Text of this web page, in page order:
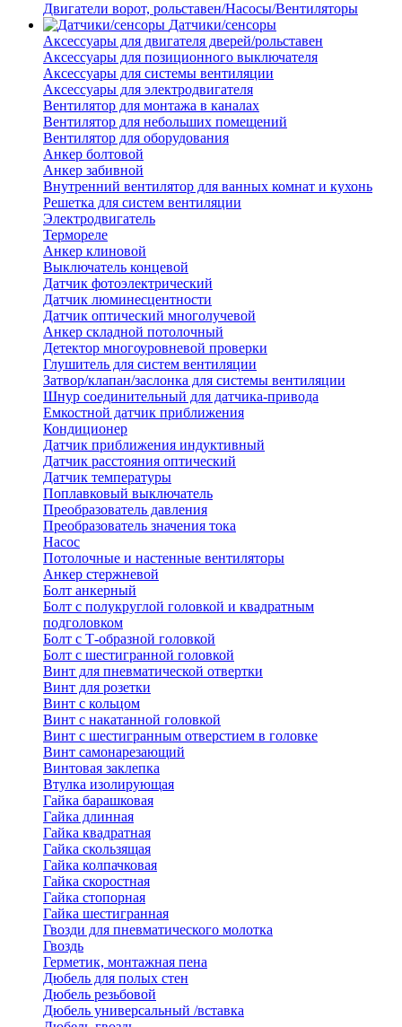
Двигатели ворот, рольставен/Насосы/Вентиляторы
Датчики/сенсоры
Аксессуары для двигателя дверей/рольставен
Аксессуары для позиционного выключателя
Аксессуары для системы вентиляции
Аксессуары для электродвигателя
Вентилятор для монтажа в каналах
Вентилятор для небольших помещений
Вентилятор для оборудования
Анкер болтовой
Анкер забивной
Внутренний вентилятор для ванных комнат и кухонь
Решетка для систем вентиляции
Электродвигатель
Термореле
Анкер клиновой
Выключатель концевой
Датчик фотоэлектрический
Датчик люминесцентности
Датчик оптический многолучевой
Анкер складной потолочный
Детектор многоуровневой проверки
Глушитель для систем вентиляции
Затвор/клапан/заслонка для системы вентиляции
Шнур соединительный для датчика-привода
Емкостной датчик приближения
Кондиционер
Датчик приближения индуктивный
Датчик расстояния оптический
Датчик температуры
Поплавковый выключатель
Преобразователь давления
Преобразователь значения тока
Насос
Потолочные и настенные вентиляторы
Анкер стержневой
Болт анкерный
Болт с полукруглой головкой и квадратным
подголовком
Болт с Т-образной головкой
Болт с шестигранной головкой
Винт для пневматической отвертки
Винт для розетки
Винт с кольцом
Винт с накатанной головкой
Винт с шестигранным отверстием в головке
Винт самонарезающий
Винтовая заклепка
Втулка изолирующая
Гайка барашковая
Гайка длинная
Гайка квадратная
Гайка скользящая
Гайка колпачковая
Гайка скоростная
Гайка стопорная
Гайка шестигранная
Гвозди для пневматического молотка
Гвоздь
Герметик, монтажная пена
Дюбель для полых стен
Дюбель резьбовой
Дюбель универсальный /вставка